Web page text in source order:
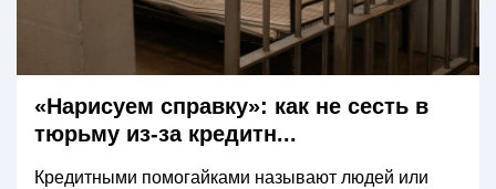
«Нарисуем справку»: как не сесть в
тюрьму из-за кредитн...
Кредитными помогайками называют людей или